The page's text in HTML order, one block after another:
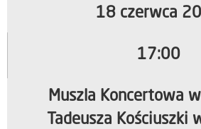
18 czerwca
17:00
Muszla Koncertowa
Tadeusza Kościuszki